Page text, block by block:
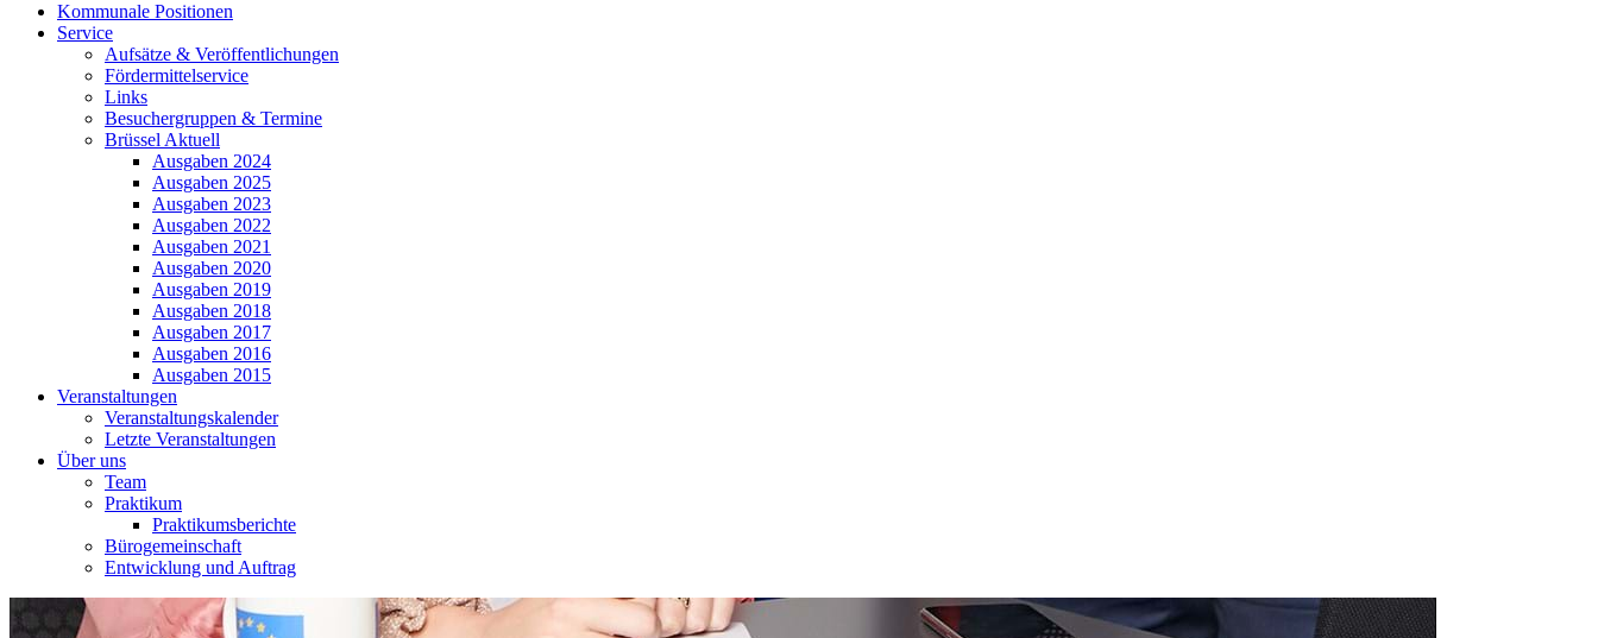
Kommunale Positionen
Service
Aufsätze & Veröffentlichungen
Fördermittelservice
Links
Besuchergruppen & Termine
Brüssel Aktuell
Ausgaben 2024
Ausgaben 2025
Ausgaben 2023
Ausgaben 2022
Ausgaben 2021
Ausgaben 2020
Ausgaben 2019
Ausgaben 2018
Ausgaben 2017
Ausgaben 2016
Ausgaben 2015
Veranstaltungen
Veranstaltungskalender
Letzte Veranstaltungen
Über uns
Team
Praktikum
Praktikumsberichte
Bürogemeinschaft
Entwicklung und Auftrag